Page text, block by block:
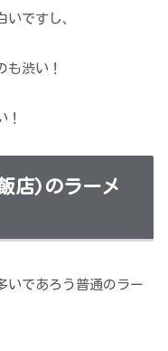
ですし、
も渋い！
！
飯店)のラーメ
いであろう普通のラー